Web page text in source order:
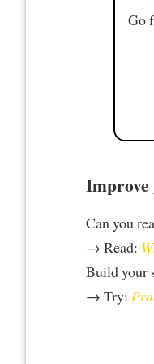
Go
Can you
→ Read:
Build your
→ Try: